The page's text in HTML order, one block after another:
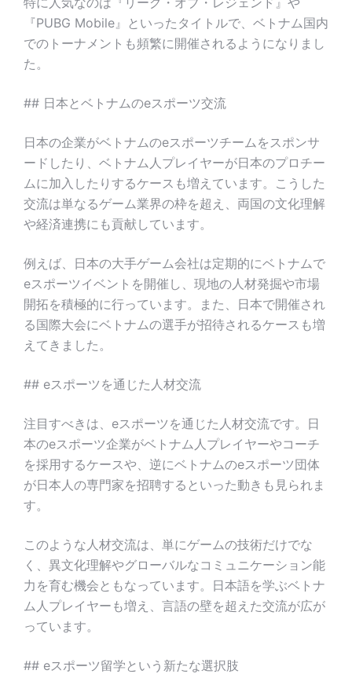
『PUBG Mobile』といったタイトルで、ベトナム国内
でのトーナメントも頻繁に開催されるようになりまし
た。
## 日本とベトナムのeスポーツ交流
日本の企業がベトナムのeスポーツチームをスポンサ
ードしたり、ベトナム人プレイヤーが日本のプロチー
ムに加入したりするケースも増えています。こうした
交流は単なるゲーム業界の枠を超え、両国の文化理解
や経済連携にも貢献しています。
例えば、日本の大手ゲーム会社は定期的にベトナムで
eスポーツイベントを開催し、現地の人材発掘や市場
開拓を積極的に行っています。また、日本で開催され
る国際大会にベトナムの選手が招待されるケースも増
えてきました。
## eスポーツを通じた人材交流
注目すべきは、eスポーツを通じた人材交流です。日
本のeスポーツ企業がベトナム人プレイヤーやコーチ
を採用するケースや、逆にベトナムのeスポーツ団体
が日本人の専門家を招聘するといった動きも見られま
す。
このような人材交流は、単にゲームの技術だけでな
く、異文化理解やグローバルなコミュニケーション能
力を育む機会ともなっています。日本語を学ぶベトナ
ム人プレイヤーも増え、言語の壁を超えた交流が広が
っています。
## eスポーツ留学という新たな選択肢